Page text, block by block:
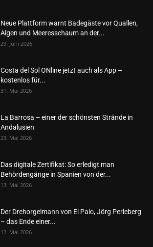
Neue Plattform warnt Badegäste vor Quallen,
Algen und Meeresschaum an der...
29. Juni 2026
Costa del Sol ONline jetzt auch als App –
kostenlos für...
31. Mai 2026
La Barrosa – einer der schönsten Strände in
Andalusien
23. Mai 2026
Das digitale Zertifikat: So erledigt man
Behördengänge in Spanien von der...
13. Mai 2026
Der Drehorgelmann von El Palo, Jörg Perleberg
– das Ende einer...
12. Mai 2026